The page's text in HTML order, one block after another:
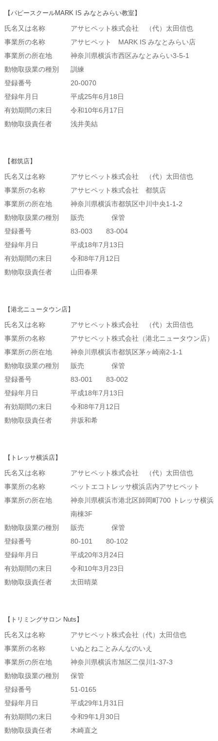
【パピースクールMARK IS みなとみらい教室】
氏名又は名称
アサヒペット株式会社 （代）太田信也
事業所の名称
アサヒペット MARK IS みなとみらい店
事業所の所在地
神奈川県横浜市西区みなとみらい3-5-1
動物取扱業の種別
訓練
登録番号
20-0070
登録年月日
平成25年6月18日
有効期間の末日
令和10年6月17日
動物取扱責任者
浅井美結
【都筑店】
氏名又は名称
アサヒペット株式会社 （代）太田信也
事業所の名称
アサヒペット株式会社 都筑店
事業所の所在地
神奈川県横浜市都筑区中川中央1-1-2
動物取扱業の種別
販売 保管
登録番号
83-003 83-004
登録年月日
平成18年7月13日
有効期間の末日
令和8年7月12日
動物取扱責任者
山田春果
【港北ニュータウン店】
氏名又は名称
アサヒペット株式会社 （代）太田信也
事業所の名称
アサヒペット株式会社（港北ニュータウン店）
事業所の所在地
神奈川県横浜市都筑区茅ヶ崎南2-1-1
動物取扱業の種別
販売 保管
登録番号
83-001 83-002
登録年月日
平成18年7月13日
有効期間の末日
令和8年7月12日
動物取扱責任者
井坂和希
【トレッサ横浜店】
氏名又は名称
アサヒペット株式会社 （代）太田信也
事業所の名称
ペットエコトレッサ横浜店内アサヒペット
事業所の所在地
神奈川県横浜市港北区師岡町700 トレッサ横浜
南棟3F
動物取扱業の種別
販売 保管
登録番号
80-101 80-102
登録年月日
平成20年3月24日
有効期間の末日
令和10年3月23日
動物取扱責任者
太田晴菜
【トリミングサロン Nuts】
氏名又は名称
アサヒペット株式会社（代）太田信也
事業所の名称
いぬとねことみんなのいえ
事業所の所在地
神奈川県横浜市旭区二俣川1-37-3
動物取扱業の種別
保管
登録番号
51-0165
登録年月日
平成29年1月31日
有効期間の末日
令和9年1月30日
動物取扱責任者
木崎直之